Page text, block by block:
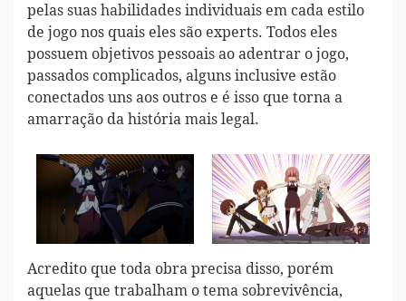
pelas suas habilidades individuais em cada estilo
de jogo nos quais eles são experts. Todos eles
possuem objetivos pessoais ao adentrar o jogo,
passados complicados, alguns inclusive estão
conectados uns aos outros e é isso que torna a
amarração da história mais legal.
Acredito que toda obra precisa disso, porém
aquelas que trabalham o tema sobrevivência,